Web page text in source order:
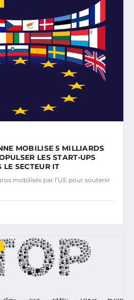
MOBILISE 5 MILLIARDS
LES START-UPS
SECTEUR IT
mobilisés par l’UE pour soutenir